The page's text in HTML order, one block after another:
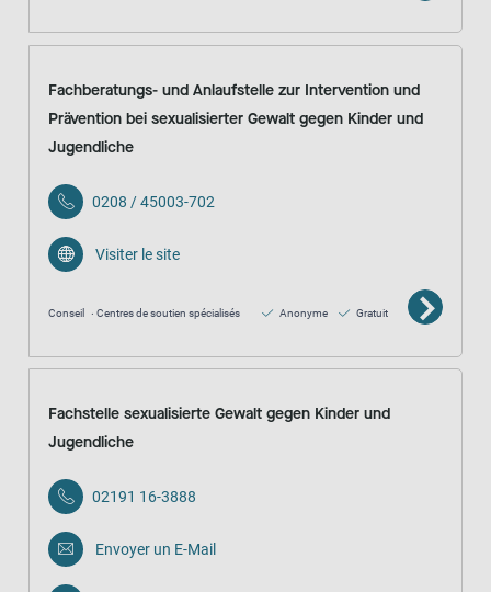
Fachberatungs- und Anlaufstelle zur Intervention und
Prävention bei sexualisierter Gewalt gegen Kinder und
Jugendliche
0208 / 45003-702
Visiter le site
Conseil Centres de soutien spécialisés Anonyme Gratuit
Fachstelle sexualisierte Gewalt gegen Kinder und
Jugendliche
02191 16-3888
Envoyer un E-Mail